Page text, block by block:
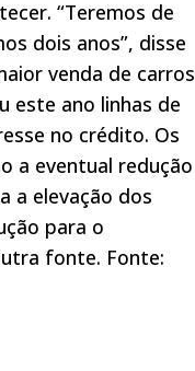
“Teremos de
dois anos”, disse
venda de carros
este ano linhas de
no crédito. Os
a eventual redução
a elevação dos
para o
fonte. Fonte: